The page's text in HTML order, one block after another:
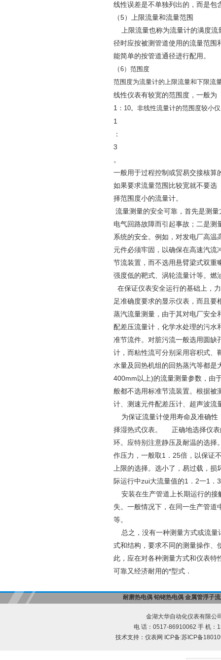
线性误差是不单独列出的，而是包
（5）上限流量和流量范围
上限流量也称为流量计的满度流
径时应按被测管道使用的流量范围
能简单的按管道通径进行配用。
（6）范围度
范围度为流量计的上限流量和下限流
线性仪表有较宽的范围度，一般为
1 ： 10。非线性流量计的范围度较小
1
：
3
。
一般用于过程控制或贸易交接核算
如果要求流量范围比较宽就不要选
择范围度小的流量计。
流量测量的安全可靠，首先是测
电气回路故障而引起事故；二是
系统的安全。例如，对发电厂高
元件必须牢固，以确保在高速汽
节流装置，而不选用悬臂梁式双重
强度低的靶式、涡轮流量计等。
在保证仪表安全运行的基础上，
足准确度要求的显示仪表，而且
蒸汽流量测量，由于其对电厂安全
配差压流量计，化学水处理的污水
准节流件。对脏污流一般选用圆缺
计，而粘性流可分别采用容积式、
水量及回热机组的回热蒸汽等都是
400mm以上)的流量测量参数，由
般都不选用标准节流装置。根据被
计、测速元件配差压计、超声波
为保证流量计使用寿命及准确性
择湿热式仪表。 正确地选择仪表
环。应特别注意静压及耐温的选择
作压力，一般取1．25倍，以保证
上限的选择。选小了，易过载，
际运行中zui大流量值的1．2一1．
安装在生产管道上长期运行的接
失。一般情况下，在同一生产管
等。
总之，没有一种测量方式或流量
式和结构，要求不同的测量操作、
此，应在对各种测量方式和仪表
可靠又经济耐用的*型式．
耐磨热电偶 铂铑热电偶 金属管浮子
金湖大华自动化仪表有限公
电 话：0517-86910062 手 机：
技术支持： 仪表网 ICP备:苏ICP备